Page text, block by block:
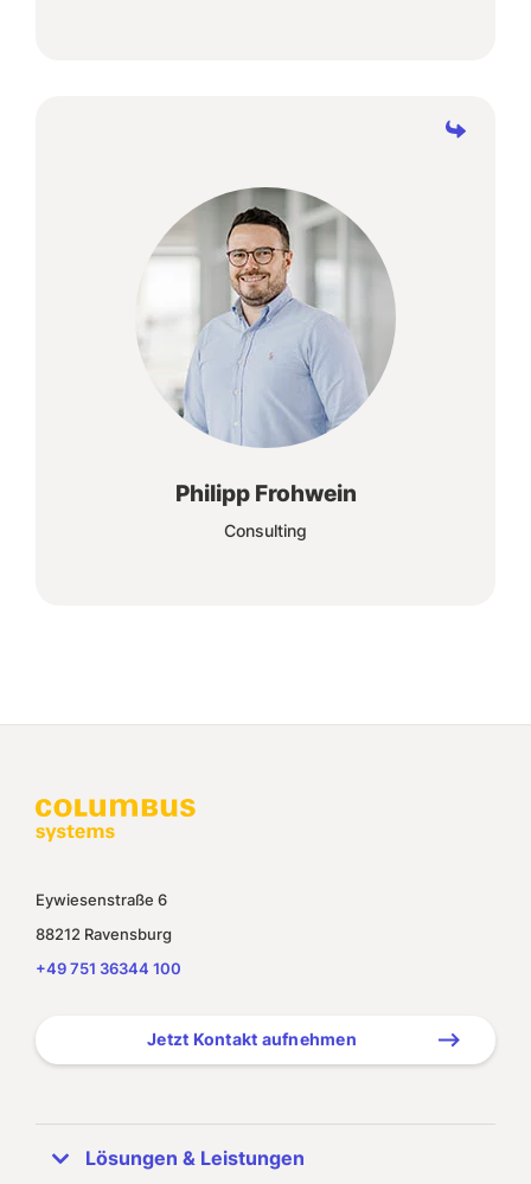
Philipp Frohwein
Consulting
So nahe am Standard wie möglich, aber
zugleich individuell auf die Anforderungen
zugeschnitten. Diesen Weg zu gehen, macht
jeden Tag zu einer neuen Herausforderung.
Eywiesenstraße 6
88212 Ravensburg
+49 751 36344 100
Jetzt Kontakt aufnehmen
Lösungen & Leistungen